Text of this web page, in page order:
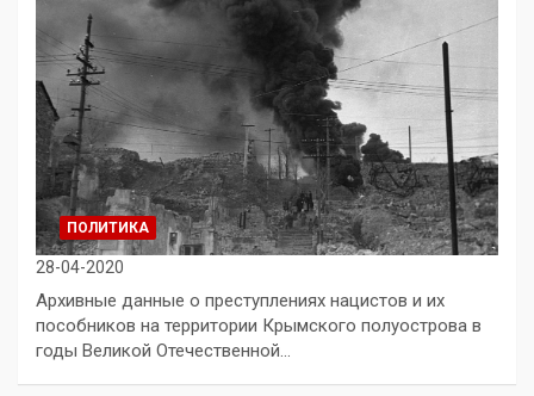
ПОЛИТИКА
28-04-2020
Архивные данные о преступлениях нацистов и их
пособников на территории Крымского полуострова в
годы Великой Отечественной…